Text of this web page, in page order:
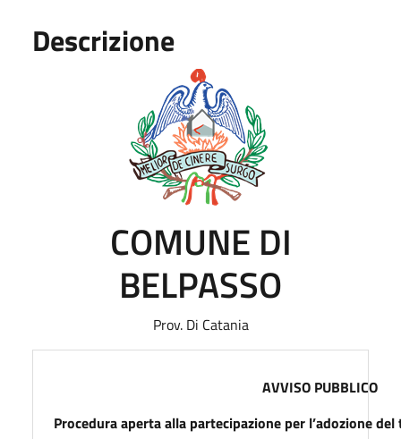
Descrizione
COMUNE DI
BELPASSO
Prov. Di Catania
AVVISO PUBBLICO
Procedura aperta alla partecipazione per l’adozione